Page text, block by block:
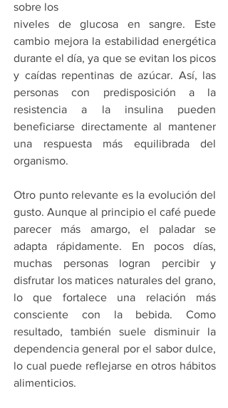
sobre los
niveles de glucosa en sangre. Este
cambio mejora la estabilidad energética
durante el día, ya que se evitan los picos
y caídas repentinas de azúcar. Así, las
personas con predisposición a la
resistencia a la insulina pueden
beneficiarse directamente al mantener
una respuesta más equilibrada del
organismo.
Otro punto relevante es la evolución del
gusto. Aunque al principio el café puede
parecer más amargo, el paladar se
adapta rápidamente. En pocos días,
muchas personas logran percibir y
disfrutar los matices naturales del grano,
lo que fortalece una relación más
consciente con la bebida. Como
resultado, también suele disminuir la
dependencia general por el sabor dulce,
lo cual puede reflejarse en otros hábitos
alimenticios.